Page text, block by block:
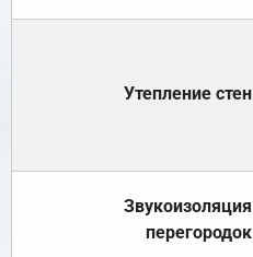
Утепление стен
Звукоизоляция
перегородок